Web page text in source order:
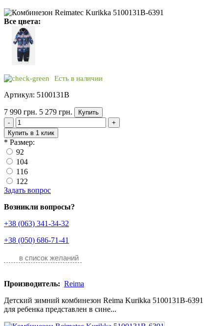
Все цвета:
Есть в наличии
Артикул: 5100131B
7 990 грн. 5 279 грн.
Купить
-
+
Купить в 1 клик
* Размер:
92
104
116
122
Задать вопрос
Возникли вопросы?
+38 (063) 341-34-32
+38 (050) 686-71-41
в список желаний
Производитель: Reima
Детский зимний комбинезон Reima Kurikka 5100131B-6391
для ребенка представлен в сине...